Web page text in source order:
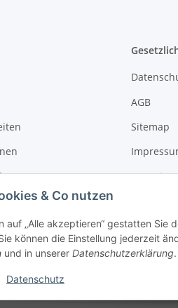
& Co nutzen
auf „Alle akzeptieren“ gestatten Sie
können die Einstellung jederzeit
und in unserer Datenschutzerklärung.
Datenschutz
AGB
Sitemap
widerrufen
MwSt, zzgl.